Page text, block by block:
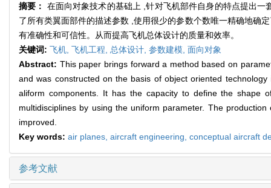
摘要： 在面向对象技术的基础上 ,针对飞机部件自身的特点提出
了所有类翼面部件的描述参数 ,使用很少的参数个数唯一精确地确
有准确性和可信性。从而提高飞机总体设计的质量和效率。
关键词: 飞机, 飞机工程, 总体设计, 参数建模, 面向对象
Abstract: This paper brings forward a method based on
and was constructed on the basis of object oriented
aliform components. It has the capacity to define the shape
multidisciplines by using the uniform parameter. The
improved.
Key words: air planes, aircraft engineering, conceptual aircraft
参考文献